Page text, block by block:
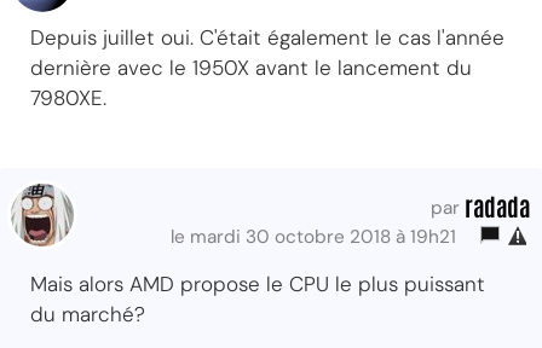
Depuis juillet oui. C'était également le cas l'année
dernière avec le 1950X avant le lancement du
7980XE.
par radada
le mardi 30 octobre 2018 à 19h21
Mais alors AMD propose le CPU le plus puissant
du marché?